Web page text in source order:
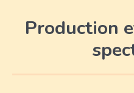
Production